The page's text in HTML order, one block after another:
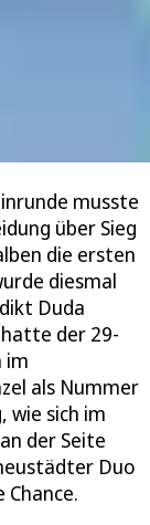
musste
über Sieg
die ersten
diesmal
Duda
der 29-
im
als Nummer
wie sich im
der Seite
Duo
Chance.